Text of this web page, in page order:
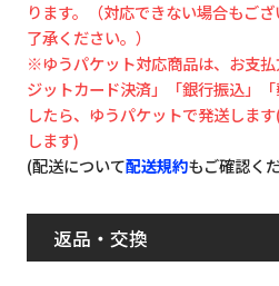
ります。（対応できない場合もご
了承ください。）
※ゆうパケット対応商品は、お支
ジットカード決済」「銀行振込」
したら、ゆうパケットで発送しま
します)
(配送について配送規約もご確認く
返品・交換